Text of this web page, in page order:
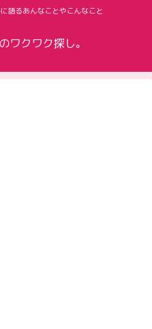
語るあんなことやこんなこと
ワクワク探し。